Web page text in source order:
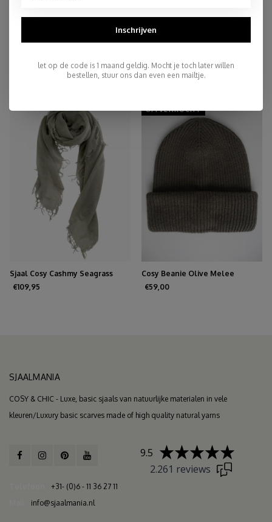
You may also like
Sjaal Cosy Cashmy Seagrass
€109,95
UITVERKOCHT
Cosy Beanie Olive Melee
€59,00
SJAALMANIA
COSY & CHIC - Luxe, basic sjaals van natuurlijke materialen in vele
kleuren/Luxury basic scarves made of high quality natural yarns
+31- (0)6 - 11 36 27 11
info@sjaalmania.nl
9.5
2.261 reviews
Inschrijven
let op de code is 1 maand geldig. Mocht je toch later willen
bestellen, stuur ons dan even een mailtje.